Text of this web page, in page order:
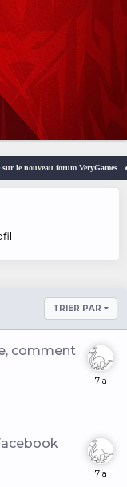
le nouveau forum VeryGames
TRIER PAR
comment